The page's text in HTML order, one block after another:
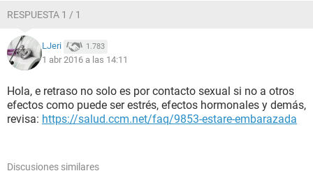
RESPUESTA 1 / 1
LJeri 1.783
1 abr 2016 a las 14:11
Hola, e retraso no solo es por contacto sexual si no a otros
efectos como puede ser estrés, efectos hormonales y demás,
revisa: https://salud.ccm.net/faq/9853-estare-embarazada
Discusiones similares